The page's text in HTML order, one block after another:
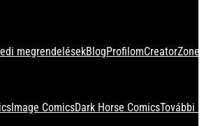
megrendelésekBlogProfilom
Image ComicsDark Horse ComicsTovábbi